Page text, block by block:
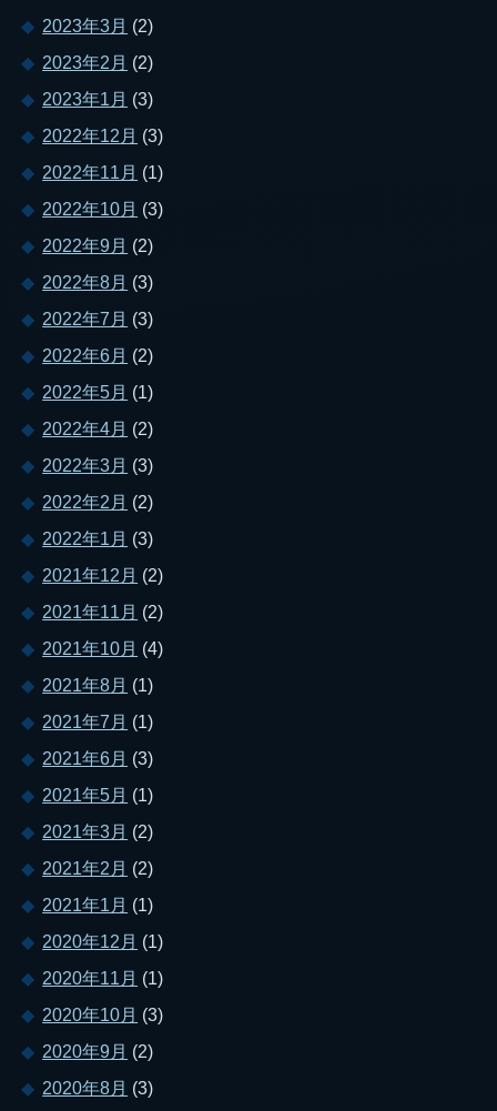
2023年3月 (2)
2023年2月 (2)
2023年1月 (3)
2022年12月 (3)
2022年11月 (1)
2022年10月 (3)
2022年9月 (2)
2022年8月 (3)
2022年7月 (3)
2022年6月 (2)
2022年5月 (1)
2022年4月 (2)
2022年3月 (3)
2022年2月 (2)
2022年1月 (3)
2021年12月 (2)
2021年11月 (2)
2021年10月 (4)
2021年8月 (1)
2021年7月 (1)
2021年6月 (3)
2021年5月 (1)
2021年3月 (2)
2021年2月 (2)
2021年1月 (1)
2020年12月 (1)
2020年11月 (1)
2020年10月 (3)
2020年9月 (2)
2020年8月 (3)